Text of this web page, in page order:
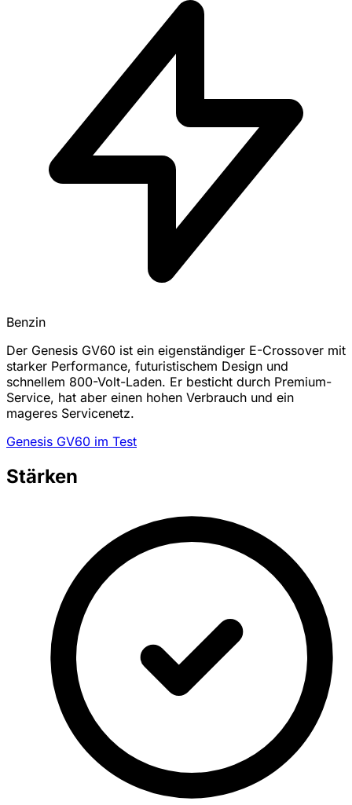
Benzin
Der Genesis GV60 ist ein eigenständiger E-Crossover mit
starker Performance, futuristischem Design und
schnellem 800-Volt-Laden. Er besticht durch Premium-
Service, hat aber einen hohen Verbrauch und ein
mageres Servicenetz.
Genesis GV60 im Test
Stärken